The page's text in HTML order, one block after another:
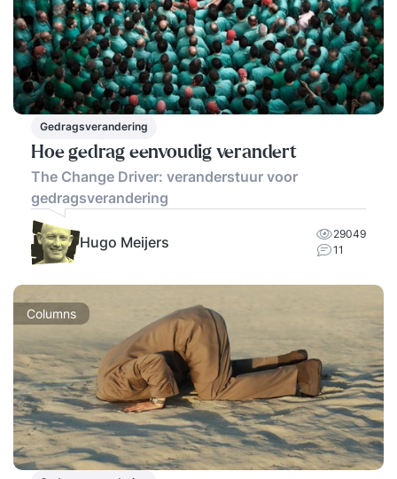
Gedragsverandering
Hoe gedrag eenvoudig verandert
The Change Driver: veranderstuur voor
gedragsverandering
Hugo Meijers
29049
11
Columns